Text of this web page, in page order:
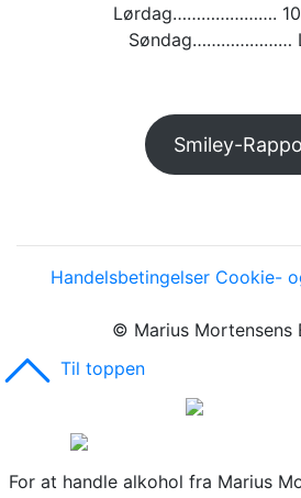
Lørdag………………….
Søndag…………………
Smiley-
Handelsbetingelser Cookie-
© Marius Mortensens
Til toppen
For at handle alkohol fra Marius